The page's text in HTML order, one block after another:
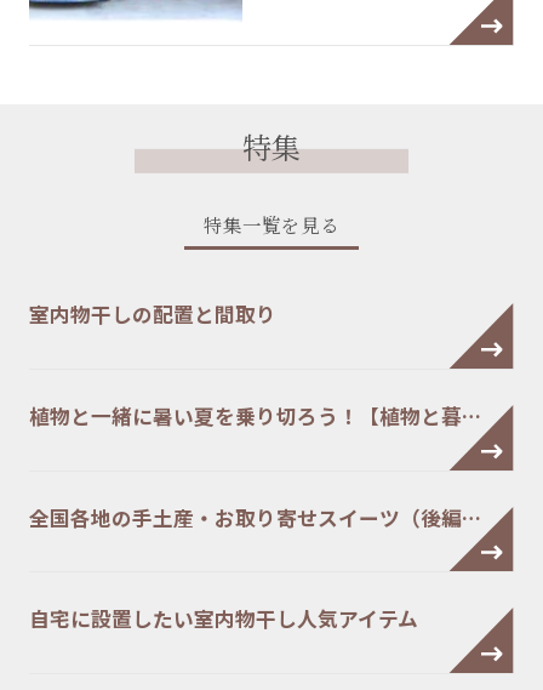
特集
特集一覧を見る
室内物干しの配置と間取り
植物と一緒に暑い夏を乗り切ろう！【植物と暮…
全国各地の手土産・お取り寄せスイーツ（後編…
自宅に設置したい室内物干し人気アイテム